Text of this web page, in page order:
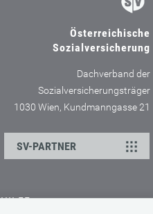
Österreichische
Sozialversicherung
Dachverband der
Sozialversicherungsträger
1030 Wien, Kundmanngasse 21
SV-PARTNER
HILFE